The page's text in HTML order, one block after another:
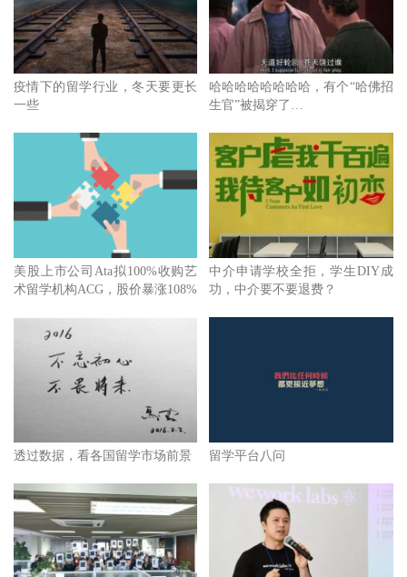
疫情下的留学行业，冬天要更长
一些
哈哈哈哈哈哈哈哈，有个“哈佛招
生官”被揭穿了…
美股上市公司Ata拟100%收购艺
术留学机构ACG，股价暴涨108%
中介申请学校全拒，学生DIY成
功，中介要不要退费？
透过数据，看各国留学市场前景 留学平台八问